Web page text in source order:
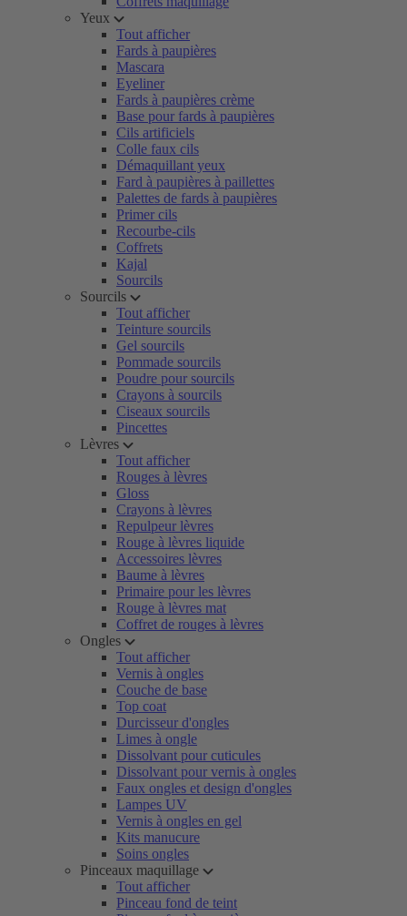
Yeux
Tout afficher
Fards à paupières
Mascara
Eyeliner
Fards à paupières crème
Base pour fards à paupières
Cils artificiels
Colle faux cils
Démaquillant yeux
Fard à paupières à paillettes
Palettes de fards à paupières
Primer cils
Recourbe-cils
Coffrets
Kajal
Sourcils
Sourcils
Tout afficher
Teinture sourcils
Gel sourcils
Pommade sourcils
Poudre pour sourcils
Crayons à sourcils
Ciseaux sourcils
Pincettes
Lèvres
Tout afficher
Rouges à lèvres
Gloss
Crayons à lèvres
Repulpeur lèvres
Rouge à lèvres liquide
Accessoires lèvres
Baume à lèvres
Primaire pour les lèvres
Rouge à lèvres mat
Coffret de rouges à lèvres
Ongles
Tout afficher
Vernis à ongles
Couche de base
Top coat
Durcisseur d'ongles
Limes à ongle
Dissolvant pour cuticules
Dissolvant pour vernis à ongles
Faux ongles et design d'ongles
Lampes UV
Vernis à ongles en gel
Kits manucure
Soins ongles
Pinceaux maquillage
Tout afficher
Pinceau fond de teint